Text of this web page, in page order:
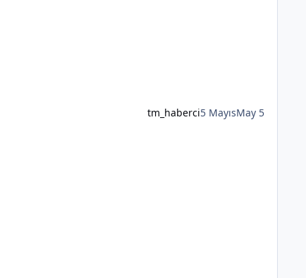
tm_haberci5 MayısMay 5